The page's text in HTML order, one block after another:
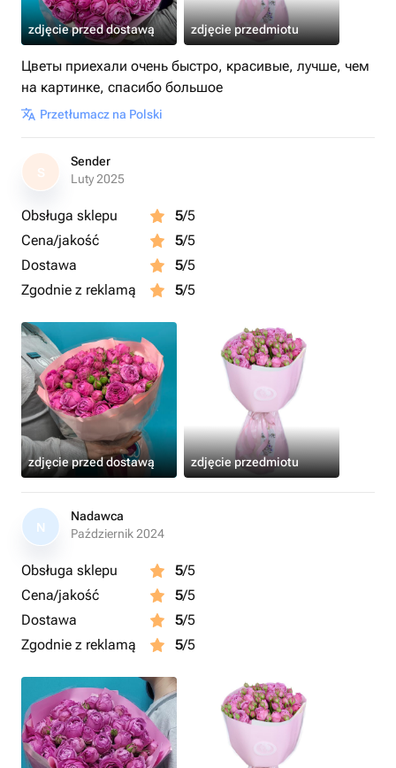
zdjęcie przed dostawą zdjęcie przedmiotu
Цветы приехали очень быстро, красивые, лучше, чем
на картинке, спасибо большое
Przetłumacz na Polski
S
Sender
Luty 2025
Obsługa sklepu 5/5
Cena/jakość
5/5
Dostawa
5/5
Zgodnie z reklamą
5/5
zdjęcie przed dostawą zdjęcie przedmiotu
N
Nadawca
Październik 2024
Obsługa sklepu 5/5
Cena/jakość
5/5
Dostawa
5/5
Zgodnie z reklamą
5/5